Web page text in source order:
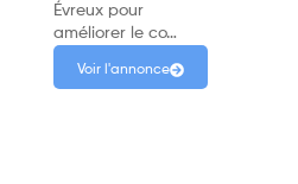
Évreux pour
améliorer le co…
Voir l'annonce